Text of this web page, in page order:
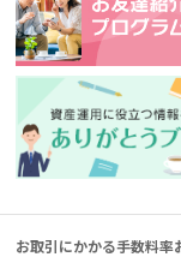
お取引にかかる手数料率